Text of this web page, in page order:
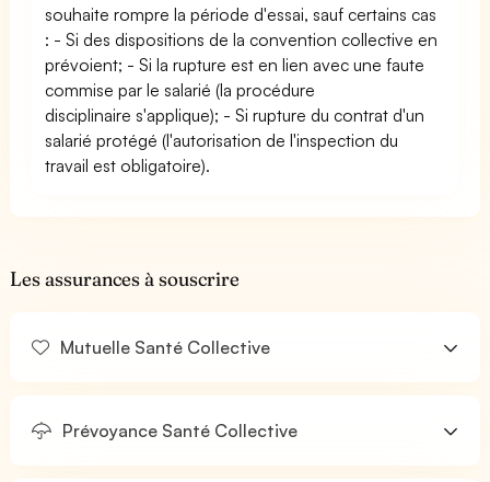
souhaite rompre la période d'essai, sauf certains cas
: - Si des dispositions de la convention collective en
prévoient; - Si la rupture est en lien avec une faute
commise par le salarié (la procédure
disciplinaire s'applique); - Si rupture du contrat d'un
salarié protégé (l'autorisation de l'inspection du
travail est obligatoire).
Les assurances à souscrire
Mutuelle Santé Collective
Prévoyance Santé Collective